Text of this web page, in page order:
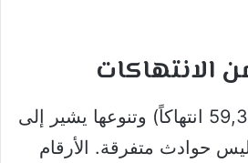
الانتهاكات
حجم الانتهاكات (59,366 انتهاكاً) وتنوعها يشير إلى
حوادث متفرقة. الأرقام